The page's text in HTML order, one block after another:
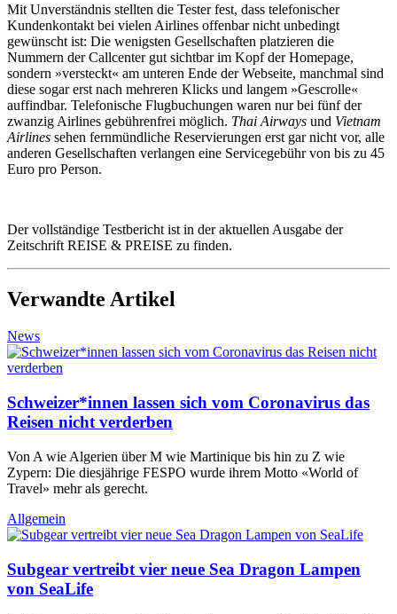
Mit Unverständnis stellten die Tester fest, dass telefonischer
Kundenkontakt bei vielen Airlines offenbar nicht unbedingt
gewünscht ist: Die wenigsten Gesellschaften platzieren die
Nummern der Callcenter gut sichtbar im Kopf der Homepage,
sondern »versteckt« am unteren Ende der Webseite, manchmal sind
diese sogar erst nach mehreren Klicks und langem »Gescrolle«
auffindbar. Telefonische Flugbuchungen waren nur bei fünf der
zwanzig Airlines gebührenfrei möglich. Thai Airways und Vietnam
Airlines sehen fernmündliche Reservierungen erst gar nicht vor, alle
anderen Gesellschaften verlangen eine Servicegebühr von bis zu 45
Euro pro Person.
Der vollständige Testbericht ist in der aktuellen Ausgabe der
Zeitschrift REISE & PREISE zu finden.
Verwandte Artikel
News
Schweizer*innen lassen sich vom Coronavirus das
Reisen nicht verderben
Von A wie Algerien über M wie Martinique bis hin zu Z wie
Zypern: Die diesjährige FESPO wurde ihrem Motto «World of
Travel» mehr als gerecht.
Allgemein
Subgear vertreibt vier neue Sea Dragon Lampen
von SeaLife